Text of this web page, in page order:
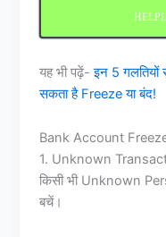
यह भी पढ़ें-इन 5
सकता है Freeze या बंद!
Bank Account
1. Unknown
किसी भी Unknown
बचें।